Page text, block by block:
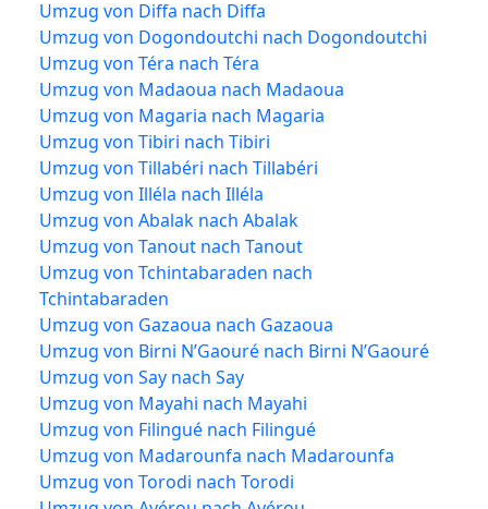
Umzug von Diffa nach Diffa
Umzug von Dogondoutchi nach Dogondoutchi
Umzug von Téra nach Téra
Umzug von Madaoua nach Madaoua
Umzug von Magaria nach Magaria
Umzug von Tibiri nach Tibiri
Umzug von Tillabéri nach Tillabéri
Umzug von Illéla nach Illéla
Umzug von Abalak nach Abalak
Umzug von Tanout nach Tanout
Umzug von Tchintabaraden nach
Tchintabaraden
Umzug von Gazaoua nach Gazaoua
Umzug von Birni N’Gaouré nach Birni N’Gaouré
Umzug von Say nach Say
Umzug von Mayahi nach Mayahi
Umzug von Filingué nach Filingué
Umzug von Madarounfa nach Madarounfa
Umzug von Torodi nach Torodi